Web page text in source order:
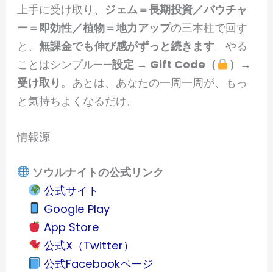
上手に受け取り、 ジェム＝長期投資／バウチャ
ー＝即効性／植物＝地力アップの三本柱で回す
と、無課金でも伸び感がずっと続きます。やる
ことはシンプル——設定 → Gift Code（
）→
受け取り 。あとは、あなたの一周一周が、もっ
と気持ちよくなるだけ。
情報源
ソウルナイトの公式リンク
公式サイト
Google Play
App Store
公式X（Twitter）
公式Facebookページ